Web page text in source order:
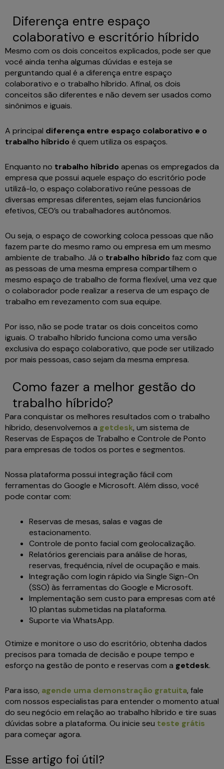
Diferença entre espaço
colaborativo e escritório híbrido
Mesmo com os dois conceitos explicados, pode ser que
você ainda tenha algumas dúvidas e esteja se
perguntando qual é a diferença entre espaço
colaborativo e o trabalho híbrido. Afinal, os dois
conceitos são diferentes e não devem ser usados como
sinônimos e iguais.
A principal diferença entre espaço colaborativo e o
trabalho híbrido é quem utiliza os espaços.
Enquanto no trabalho híbrido apenas os empregados da
empresa que possui aquele espaço do escritório pode
utilizá-lo, o espaço colaborativo reúne pessoas de
diversas empresas diferentes, sejam elas funcionários
efetivos, CEO’s ou trabalhadores autônomos.
Ou seja, o espaço de coworking coloca pessoas que não
fazem parte do mesmo ramo ou empresa em um mesmo
ambiente de trabalho. Já o trabalho híbrido faz com que
as pessoas de uma mesma empresa compartilhem o
mesmo espaço de trabalho de forma flexível, uma vez que
o colaborador pode realizar a reserva de um espaço de
trabalho em revezamento com sua equipe.
Por isso, não se pode tratar os dois conceitos como
iguais. O trabalho híbrido funciona como uma versão
exclusiva do espaço colaborativo, que pode ser utilizado
por mais pessoas, caso sejam da mesma empresa.
Como fazer a melhor gestão do
trabalho híbrido?
Para conquistar os melhores resultados com o trabalho
híbrido, desenvolvemos a getdesk, um sistema de
Reservas de Espaços de Trabalho e Controle de Ponto
para empresas de todos os portes e segmentos.
Nossa plataforma possui integração fácil com
ferramentas do Google e Microsoft. Além disso, você
pode contar com:
Reservas de mesas, salas e vagas de
estacionamento.
Controle de ponto facial com geolocalização.
Relatórios gerenciais para análise de horas,
reservas, frequência, nível de ocupação e mais.
Integração com login rápido via Single Sign-On
(SSO) às ferramentas do Google e Microsoft.
Implementação sem custo para empresas com até
10 plantas submetidas na plataforma.
Suporte via WhatsApp.
Otimize e monitore o uso do escritório, obtenha dados
precisos para tomada de decisão e poupe tempo e
esforço na gestão de ponto e reservas com a getdesk.
Para isso, agende uma demonstração gratuita, fale
com nossos especialistas para entender o momento atual
do seu negócio em relação ao trabalho híbrido e tire suas
dúvidas sobre a plataforma. Ou inicie seu teste grátis
para começar agora.
Esse artigo foi útil?